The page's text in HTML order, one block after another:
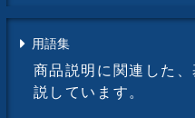
用語集
商品説明に関連した
説しています。